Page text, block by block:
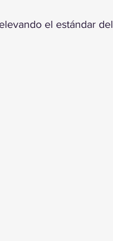
el estándar del